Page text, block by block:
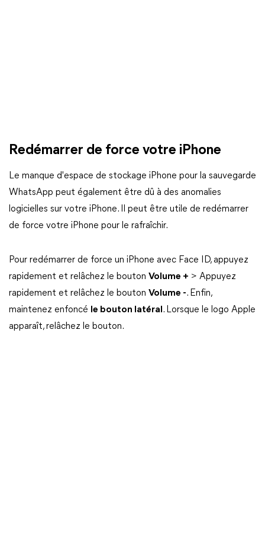
Redémarrer de force votre iPhone
Le manque d'espace de stockage iPhone pour la sauvegarde
WhatsApp peut également être dû à des anomalies
logicielles sur votre iPhone. Il peut être utile de redémarrer
de force votre iPhone pour le rafraîchir.
Pour redémarrer de force un iPhone avec Face ID, appuyez
rapidement et relâchez le bouton Volume + > Appuyez
rapidement et relâchez le bouton Volume -. Enfin,
maintenez enfoncé le bouton latéral . Lorsque le logo Apple
apparaît, relâchez le bouton.